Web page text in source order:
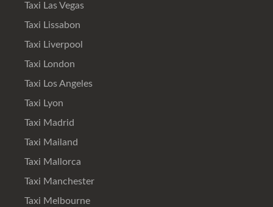
Taxi Las Vegas
Taxi Lissabon
Taxi Liverpool
Taxi London
Taxi Los Angeles
Taxi Lyon
Taxi Madrid
Taxi Mailand
Taxi Mallorca
Taxi Manchester
Taxi Melbourne